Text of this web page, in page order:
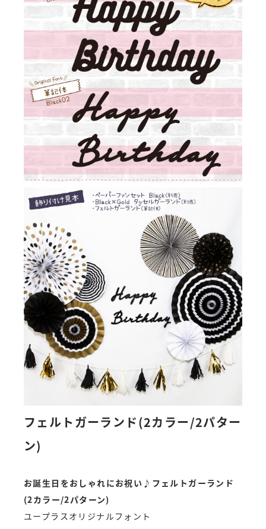
フェルトガーランド(2カラー/2パター
ン)
お誕生日をおしゃれにお祝い♪フェルトガーランド
(2カラー/2パターン)
ユープラスオリジナルフォント